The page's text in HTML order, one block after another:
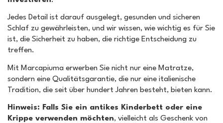
Jedes Detail ist darauf ausgelegt, gesunden und sicheren
Schlaf zu gewährleisten, und wir wissen, wie wichtig es für Sie
ist, die Sicherheit zu haben, die richtige Entscheidung zu
treffen.
Mit Marcapiuma erwerben Sie nicht nur eine Matratze,
sondern eine Qualitätsgarantie, die nur eine italienische
Tradition, die seit über hundert Jahren besteht, bieten kann.
Hinweis: Falls Sie ein antikes Kinderbett oder eine
Krippe verwenden möchten, vielleicht als Geschenk von